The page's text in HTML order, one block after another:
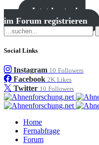
Jetzt kostenlos
im Forum registrieren
Social Links
Instagram 10 Followers
Facebook 2K Likes
Twitter 10 Followers
Home
Fernabfrage
Forum